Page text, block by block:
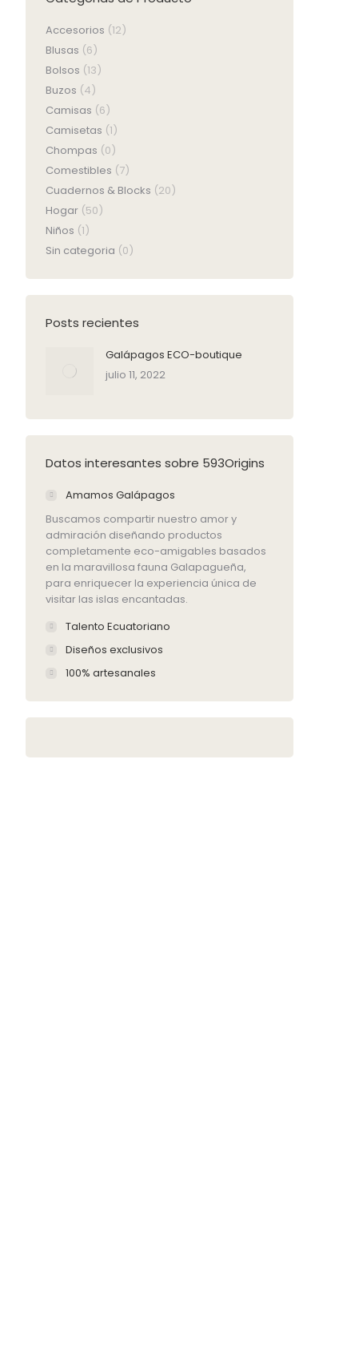
Accesorios (12)
Blusas (6)
Bolsos (13)
Buzos (4)
Camisas (6)
Camisetas (1)
Chompas (0)
Comestibles (7)
Cuadernos & Blocks (20)
Hogar (50)
Niños (1)
Sin categoria (0)
Posts recientes
Galápagos ECO-boutique
julio 11, 2022
Datos interesantes sobre 593Origins
Amamos Galápagos
Buscamos compartir nuestro amor y
admiración diseñando productos
completamente eco-amigables basados
en la maravillosa fauna Galapagueña,
para enriquecer la experiencia única de
visitar las islas encantadas.
Talento Ecuatoriano
Diseños exclusivos
100% artesanales